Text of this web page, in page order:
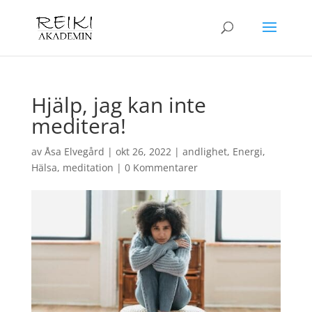
Hjälp, jag kan inte
meditera!
av Åsa Elvegård | okt 26, 2022| andlighet, Energi,
Hälsa, meditation | 0 Kommentarer